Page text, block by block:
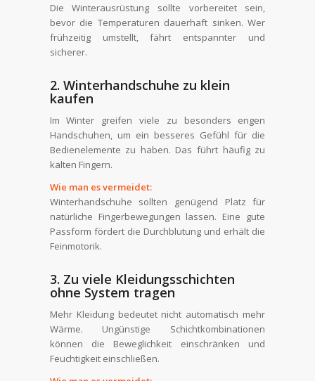
Die Winterausrüstung sollte vorbereitet sein,
bevor die Temperaturen dauerhaft sinken. Wer
frühzeitig umstellt, fährt entspannter und
sicherer.
2. Winterhandschuhe zu klein
kaufen
Im Winter greifen viele zu besonders engen
Handschuhen, um ein besseres Gefühl für die
Bedienelemente zu haben. Das führt häufig zu
kalten Fingern.
Wie man es vermeidet:
Winterhandschuhe sollten genügend Platz für
natürliche Fingerbewegungen lassen. Eine gute
Passform fördert die Durchblutung und erhält die
Feinmotorik.
3. Zu viele Kleidungsschichten
ohne System tragen
Mehr Kleidung bedeutet nicht automatisch mehr
Wärme. Ungünstige Schichtkombinationen
können die Beweglichkeit einschränken und
Feuchtigkeit einschließen.